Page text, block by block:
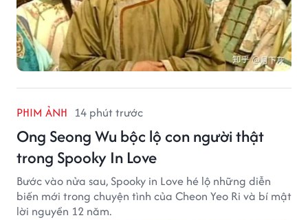
PHIM ẢNH 14 phút trước
Ong Seong Wu bộc lộ con người thật
trong Spooky In Love
Bước vào nửa sau, Spooky in Love hé lộ những diễn
biến mới trong chuyện tình của Cheon Yeo Ri và bí mật
lời nguyền 12 năm.